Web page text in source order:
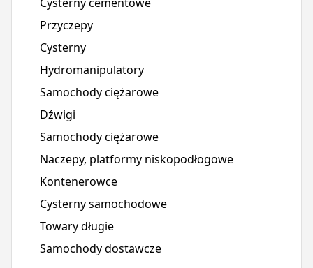
Przyczepy
Cysterny
Hydromanipulatory
Samochody ciężarowe
Dźwigi
Samochody ciężarowe
Naczepy, platformy niskopodłogowe
Kontenerowce
Cysterny samochodowe
Towary długie
Samochody dostawcze